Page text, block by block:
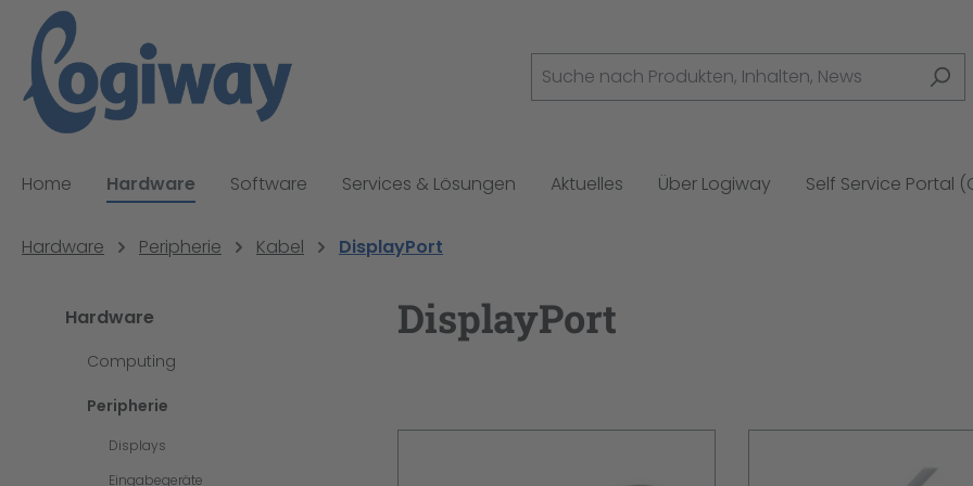
Home Hardware Software Services & Lösungen Aktuelles Über Logiway Self Service Portal
Hardware Peripherie Kabel DisplayPort
Hardware
Computing
Peripherie
Displays
Eingabegeräte
DisplayPort